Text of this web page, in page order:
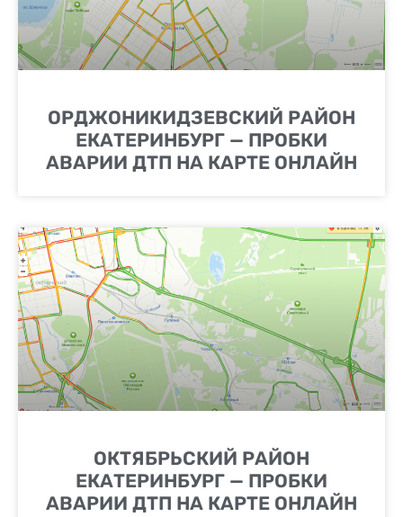
ОРДЖОНИКИДЗЕВСКИЙ РАЙОН
ЕКАТЕРИНБУРГ — ПРОБКИ
АВАРИИ ДТП НА КАРТЕ ОНЛАЙН
ОКТЯБРЬСКИЙ РАЙОН
ЕКАТЕРИНБУРГ — ПРОБКИ
АВАРИИ ДТП НА КАРТЕ ОНЛАЙН